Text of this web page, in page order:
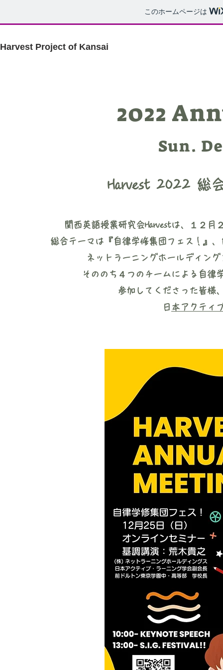
このホームページは
Harvest Project of Kansai
2022
Sun.
Harvest 2022 総
関西英語授業研究会Harvestは、１２
総合テーマは『自律学修集団フェス！』
ネットラーニングホールディン
そののち４つのチームによる自律
参加してくださった皆様
​ 日本アクテ